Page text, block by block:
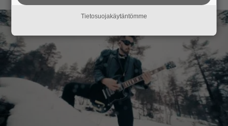
Tietosuojakäytäntömme